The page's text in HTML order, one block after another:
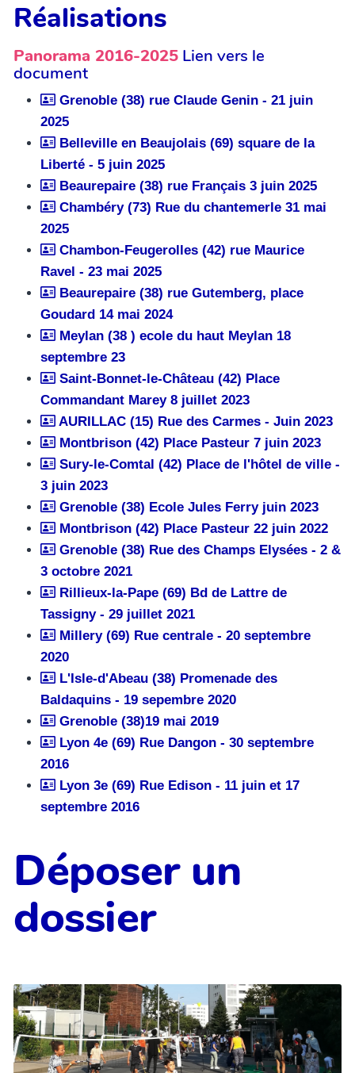
Réalisations
Panorama 2016-2025 Lien vers le
document
Grenoble (38) rue Claude Genin - 21 juin
2025
Belleville en Beaujolais (69) square de la
Liberté - 5 juin 2025
Beaurepaire (38) rue Français 3 juin 2025
Chambéry (73) Rue du chantemerle 31 mai
2025
Chambon-Feugerolles (42) rue Maurice
Ravel - 23 mai 2025
Beaurepaire (38) rue Gutemberg, place
Goudard 14 mai 2024
Meylan (38 ) ecole du haut Meylan 18
septembre 23
Saint-Bonnet-le-Château (42) Place
Commandant Marey 8 juillet 2023
AURILLAC (15) Rue des Carmes - Juin 2023
Montbrison (42) Place Pasteur 7 juin 2023
Sury-le-Comtal (42) Place de l'hôtel de ville -
3 juin 2023
Grenoble (38) Ecole Jules Ferry juin 2023
Montbrison (42) Place Pasteur 22 juin 2022
Grenoble (38) Rue des Champs Elysées - 2 &
3 octobre 2021
Rillieux-la-Pape (69) Bd de Lattre de
Tassigny - 29 juillet 2021
Millery (69) Rue centrale - 20 septembre
2020
L'Isle-d'Abeau (38) Promenade des
Baldaquins - 19 sepembre 2020
Grenoble (38)19 mai 2019
Lyon 4e (69) Rue Dangon - 30 septembre
2016
Lyon 3e (69) Rue Edison - 11 juin et 17
septembre 2016
Déposer un
dossier